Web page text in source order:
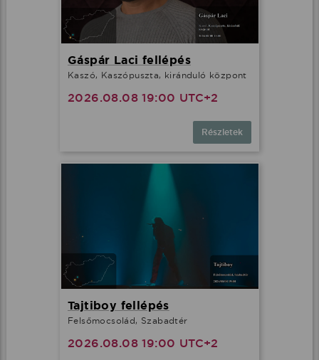
Gáspár Laci fellépés
Kaszó, Kaszópuszta, kiránduló központ
2026.08.08 19:00 UTC+2
Részletek
Tajtiboy fellépés
Felsőmocsolád, Szabadtér
2026.08.08 19:00 UTC+2